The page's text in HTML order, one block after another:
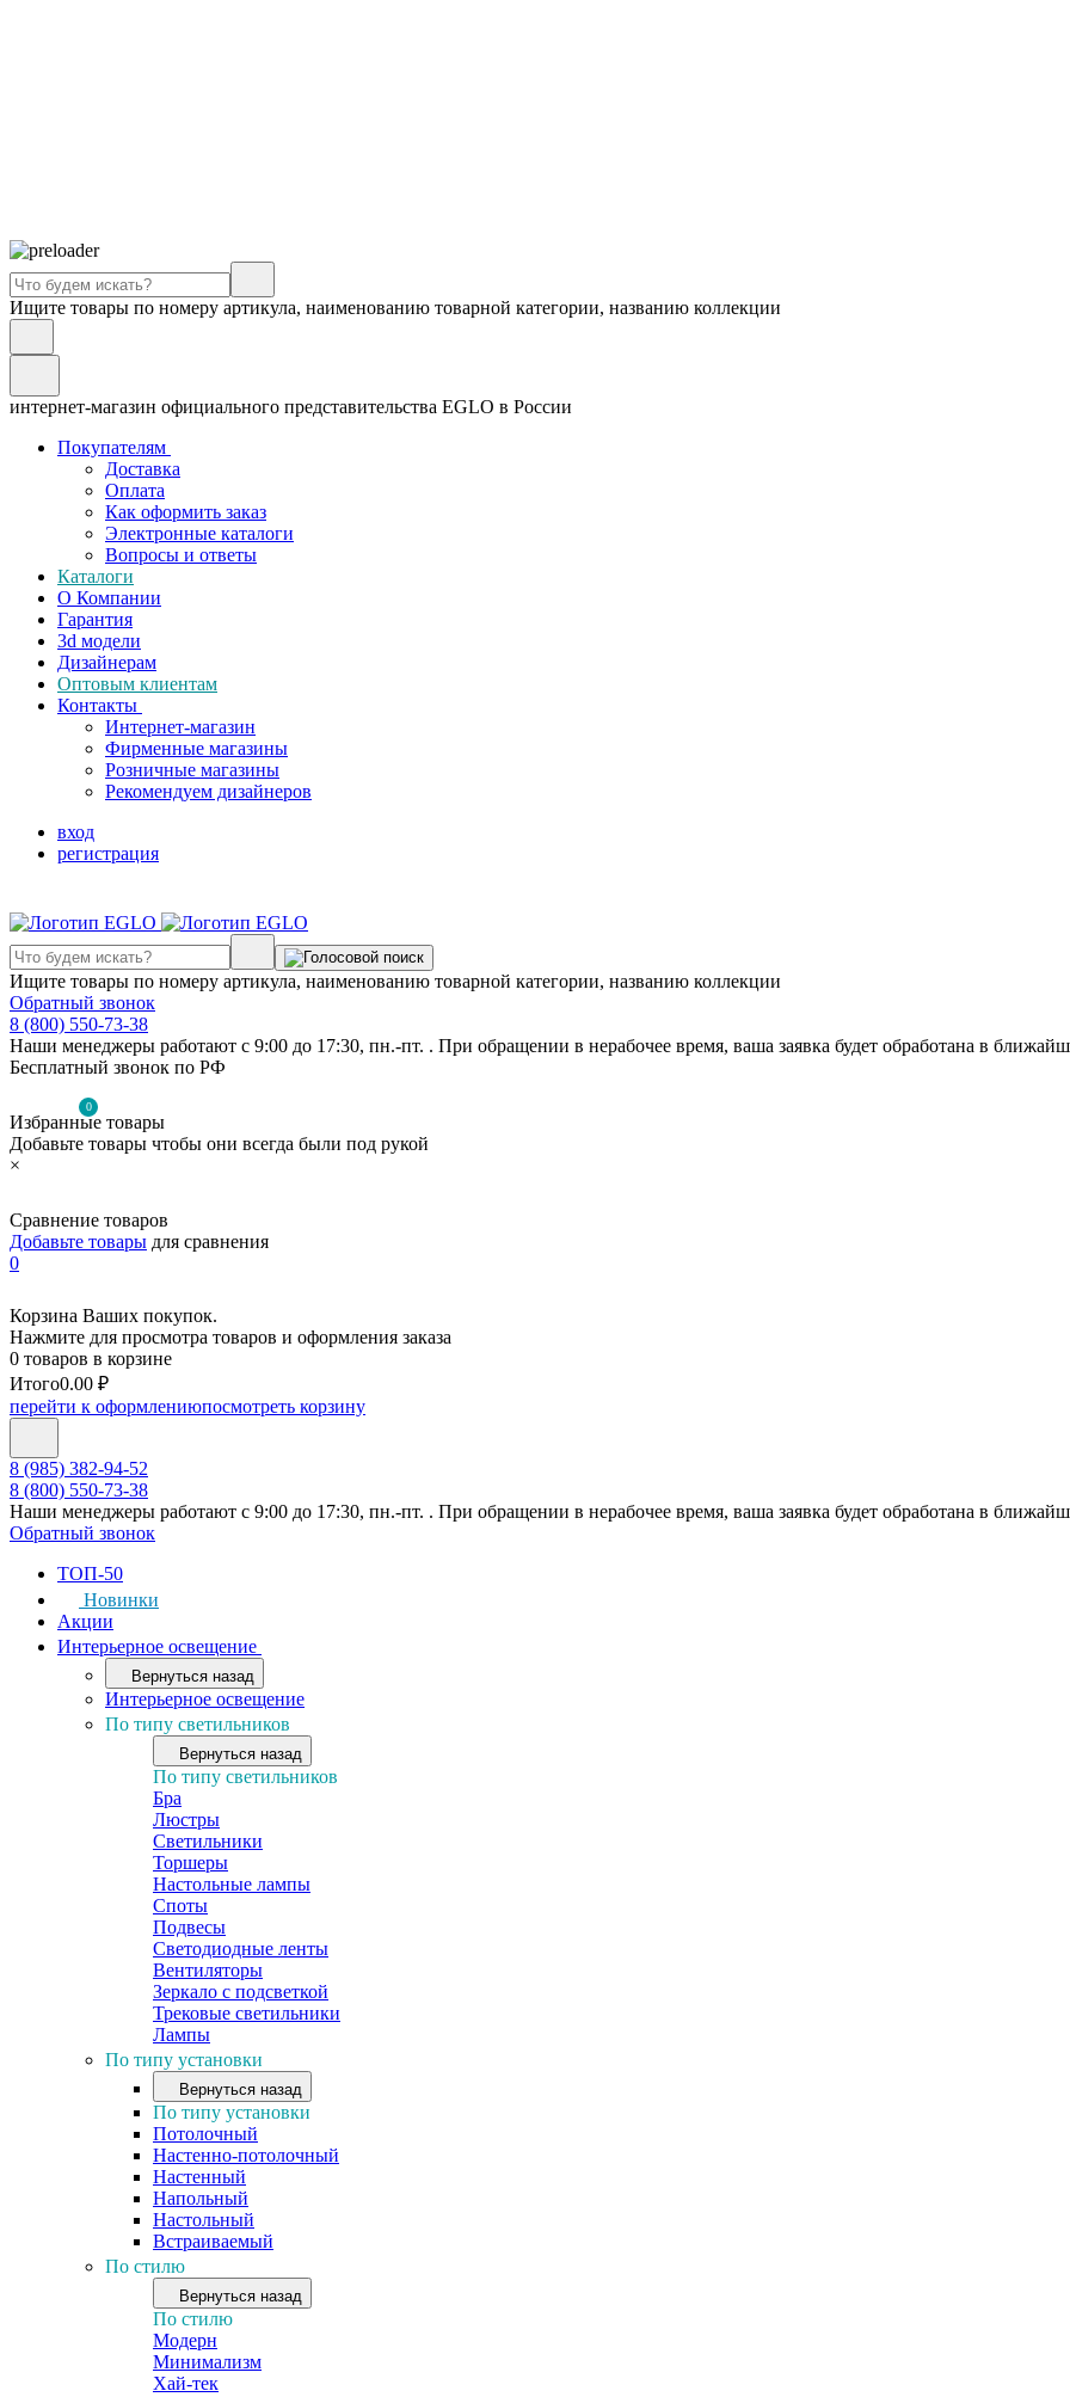
Ищите товары по номеру артикула, наименованию товарной категории, названию коллекции
интернет-магазин официального представительства EGLO в России
Покупателям
Доставка
Оплата
Как оформить заказ
Электронные каталоги
Вопросы и ответы
Каталоги
О Компании
Гарантия
3d модели
Дизайнерам
Оптовым клиентам
Контакты
Интернет-магазин
Фирменные магазины
Розничные магазины
Рекомендуем дизайнеров
вход
регистрация
Ищите товары по номеру артикула, наименованию товарной категории, названию коллекции
Обратный звонок
8 (800) 550-73-38
Наши менеджеры работают с 9:00 до 17:30, пн.-пт. . При обращении в нерабочее время, ваша заявка будет обработана в
Бесплатный звонок по РФ
0
Избранные товары
Добавьте товары чтобы они всегда были под рукой
×
Сравнение товаров
Добавьте товары для сравнения
0
Корзина Ваших покупок.
Нажмите для просмотра товаров и оформления заказа
0 товаров в корзине
Итого0.00 ₽
перейти к оформлениюпосмотреть корзину
8 (985) 382-94-52
8 (800) 550-73-38
Наши менеджеры работают с 9:00 до 17:30, пн.-пт. . При обращении в нерабочее время, ваша заявка будет обработана в
Обратный звонок
ТОП-50
Новинки
Акции
Интерьерное освещение
Вернуться назад
Интерьерное освещение
По типу светильников
Вернуться назад
По типу светильников
Бра
Люстры
Светильники
Торшеры
Настольные лампы
Споты
Подвесы
Светодиодные ленты
Вентиляторы
Зеркало с подсветкой
Трековые светильники
Лампы
По типу установки
Вернуться назад
По типу установки
Потолочный
Настенно-потолочный
Настенный
Напольный
Настольный
Встраиваемый
По стилю
Вернуться назад
По стилю
Модерн
Минимализм
Хай-тек